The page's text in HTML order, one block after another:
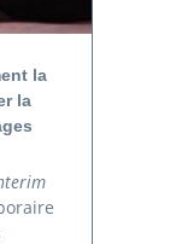
la
la